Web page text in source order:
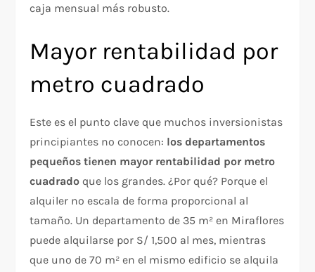
caja mensual más robusto.
Mayor rentabilidad por
metro cuadrado
Este es el punto clave que muchos inversionistas
principiantes no conocen: los departamentos
pequeños tienen mayor rentabilidad por metro
cuadrado que los grandes. ¿Por qué? Porque el
alquiler no escala de forma proporcional al
tamaño. Un departamento de 35 m² en Miraflores
puede alquilarse por S/ 1,500 al mes, mientras
que uno de 70 m² en el mismo edificio se alquila